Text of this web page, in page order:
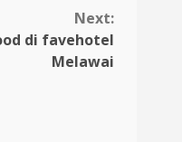
Next:
di favehotel
Melawai